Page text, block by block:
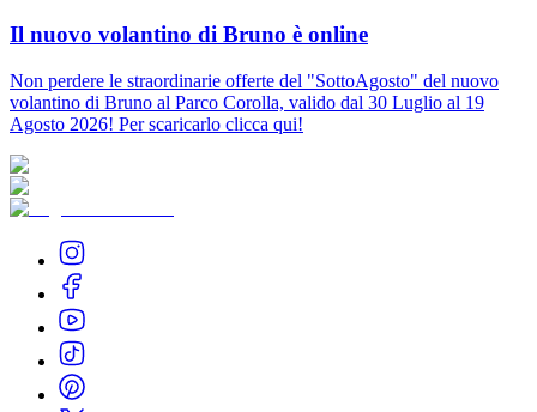
Il nuovo volantino di Bruno è online
Non perdere le straordinarie offerte del "SottoAgosto" del nuovo
volantino di Bruno al Parco Corolla, valido dal 30 Luglio al 19
Agosto 2026! Per scaricarlo clicca qui!